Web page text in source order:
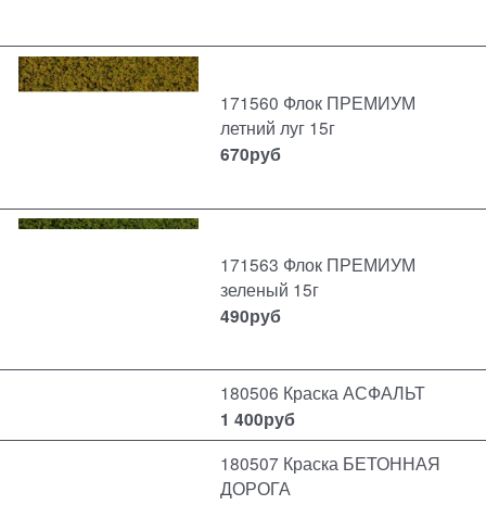
171560 Флок ПРЕМИУМ
летний луг 15г
670руб
171563 Флок ПРЕМИУМ
зеленый 15г
490руб
180506 Краска АСФАЛЬТ
1 400руб
180507 Краска БЕТОННАЯ
ДОРОГА